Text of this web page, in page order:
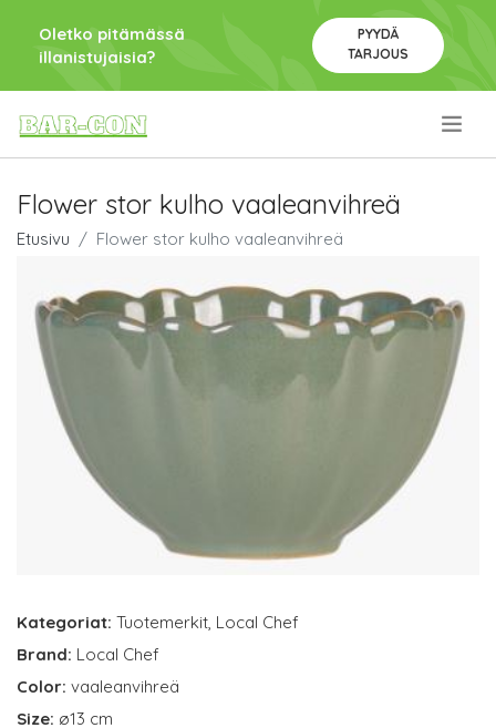
Oletko pitämässä
illanistujaisia?
PYYDÄ
TARJOUS
Flower stor kulho vaaleanvihreä
Etusivu Flower stor kulho vaaleanvihreä
Kategoriat: Tuotemerkit, Local Chef
Brand: Local Chef
Color: vaaleanvihreä
Size: ø13 cm